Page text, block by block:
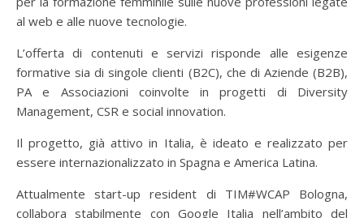
al web e alle nuove tecnologie.
L’offerta di contenuti e servizi risponde alle esigenze
formative sia di singole clienti (B2C), che di Aziende (B2B),
PA e Associazioni coinvolte in progetti di Diversity
Management, CSR e social innovation.
Il progetto, già attivo in Italia, è ideato e realizzato per
essere internazionalizzato in Spagna e America Latina.
Attualmente start-up resident di TIM#WCAP Bologna,
collabora stabilmente con Google Italia nell’ambito del